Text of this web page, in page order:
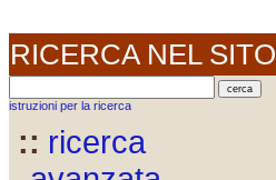
RICERCA NEL SITO
istruzioni per la ricerca
:: ricerca